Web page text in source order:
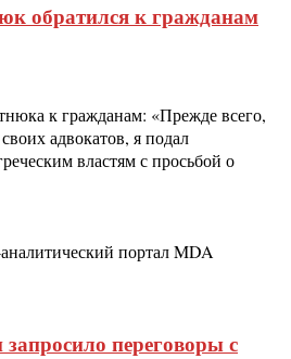
обратился к гражданам
к гражданам: «Прежде всего,
адвокатов, я подал
властям с просьбой о
портал MDA
переговоры с